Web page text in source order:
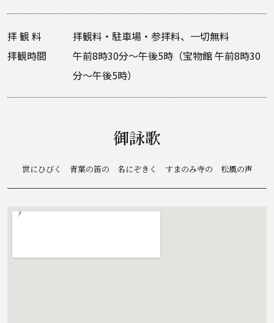
拝 観 料
拝観料・駐車場・参拝料、一切無料
拝観時間
午前8時30分～午後5時（宝物館 午前8時30
分～午後5時）
御詠歌
世にひびく 青葉の笛の 名にぞきく すまのみ寺の 松風の声